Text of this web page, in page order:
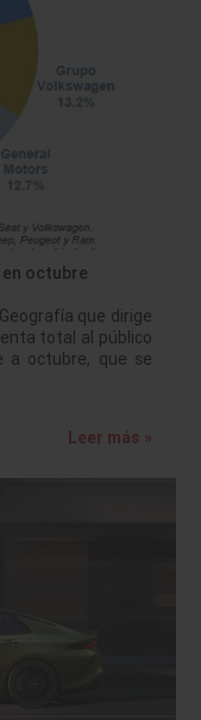
octubre
que dirige
total al público
a octubre, que se
Leer más »